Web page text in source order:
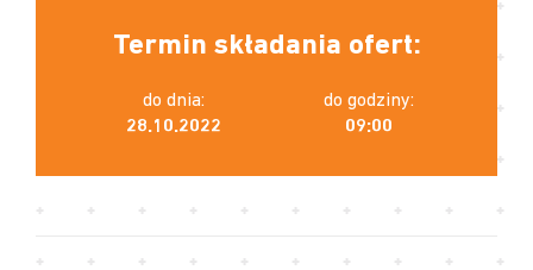
Termin składania ofert:
do dnia:
28.10.2022
do godziny:
09:00